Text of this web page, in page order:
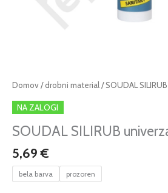
Domov/drobni material/ SOUDAL
NA ZALOGI
SOUDAL SILIRUB
5,69€
bela barva prozoren
SOUDAL
SILIRUB
univerzalni
silikon